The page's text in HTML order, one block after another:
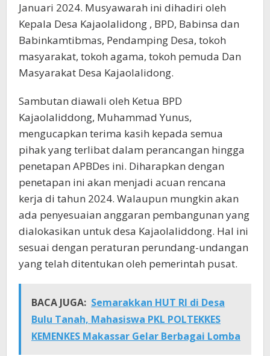
Januari 2024. Musyawarah ini dihadiri oleh
Kepala Desa Kajaolalidong , BPD, Babinsa dan
Babinkamtibmas, Pendamping Desa, tokoh
masyarakat, tokoh agama, tokoh pemuda Dan
Masyarakat Desa Kajaolalidong.
Sambutan diawali oleh Ketua BPD
Kajaolaliddong, Muhammad Yunus,
mengucapkan terima kasih kepada semua
pihak yang terlibat dalam perancangan hingga
penetapan APBDes ini. Diharapkan dengan
penetapan ini akan menjadi acuan rencana
kerja di tahun 2024. Walaupun mungkin akan
ada penyesuaian anggaran pembangunan yang
dialokasikan untuk desa Kajaolaliddong. Hal ini
sesuai dengan peraturan perundang-undangan
yang telah ditentukan oleh pemerintah pusat.
BACA JUGA: Semarakkan HUT RI di Desa
Bulu Tanah, Mahasiswa PKL POLTEKKES
KEMENKES Makassar Gelar Berbagai Lomba